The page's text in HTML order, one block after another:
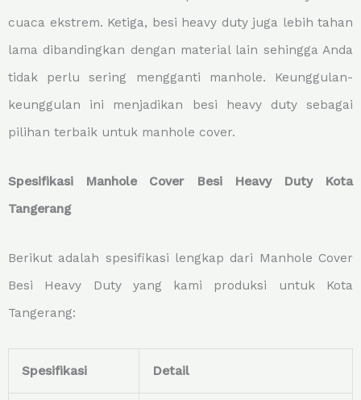
cuaca ekstrem. Ketiga, besi heavy duty juga lebih tahan
lama dibandingkan dengan material lain sehingga Anda
tidak perlu sering mengganti manhole. Keunggulan-
keunggulan ini menjadikan besi heavy duty sebagai
pilihan terbaik untuk manhole cover.
Spesifikasi Manhole Cover Besi Heavy Duty Kota
Tangerang
Berikut adalah spesifikasi lengkap dari Manhole Cover
Besi Heavy Duty yang kami produksi untuk Kota
Tangerang:
Spesifikasi Detail